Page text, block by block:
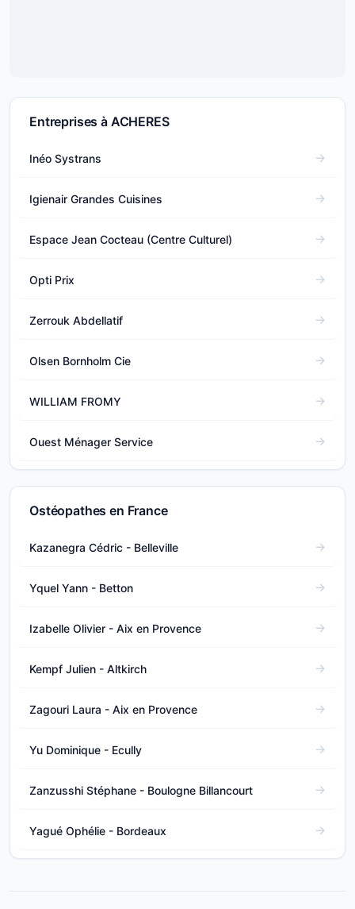
Entreprises à ACHERES
Inéo Systrans
Igienair Grandes Cuisines
Espace Jean Cocteau (Centre Culturel)
Opti Prix
Zerrouk Abdellatif
Olsen Bornholm Cie
WILLIAM FROMY
Ouest Ménager Service
Ostéopathes en France
Kazanegra Cédric - Belleville
Yquel Yann - Betton
Izabelle Olivier - Aix en Provence
Kempf Julien - Altkirch
Zagouri Laura - Aix en Provence
Yu Dominique - Ecully
Zanzusshi Stéphane - Boulogne Billancourt
Yagué Ophélie - Bordeaux